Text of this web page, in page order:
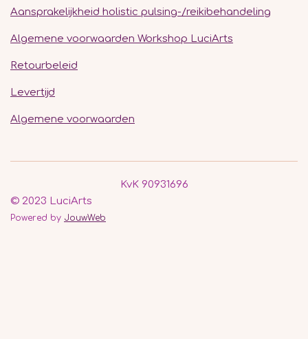
Aansprakelijkheid holistic pulsing-/reikibehandeling
Algemene voorwaarden Workshop LuciArts
Retourbeleid
Levertijd
Algemene voorwaarden
KvK 90931696
© 2023 LuciArts
Powered by JouwWeb